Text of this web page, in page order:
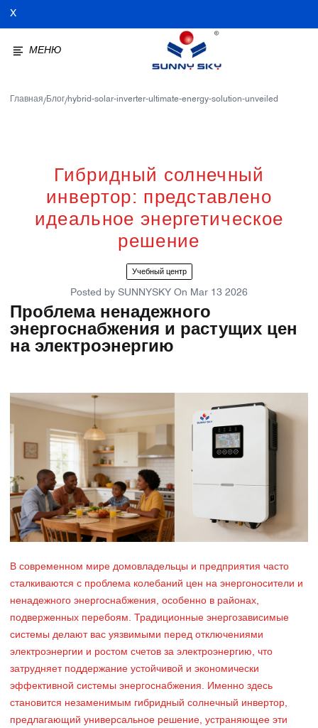
X
МЕНЮ
Главная/Блог/hybrid-solar-inverter-ultimate-energy-solution-unveiled
Гибридный солнечный
инвертор: представлено
идеальное энергетическое
решение
Учебный центр
Posted by SUNNYSKY On Mar 13 2026
Проблема ненадежного
энергоснабжения и растущих цен
на электроэнергию
В современном мире домовладельцы и предприятия часто
сталкиваются с проблема колебаний цен на энергоносители и
ненадежного энергоснабжения, особенно в районах,
подверженных перебоям. Традиционные энергозависимые
системы делают вас уязвимыми перед отключениями
электроэнергии и ростом счетов за электроэнергию, что
затрудняет поддержание устойчивой и экономически
эффективной системы энергоснабжения. Именно здесь
становится незаменимым гибридный солнечный инвертор,
предлагающий универсальное решение, устраняющее эти